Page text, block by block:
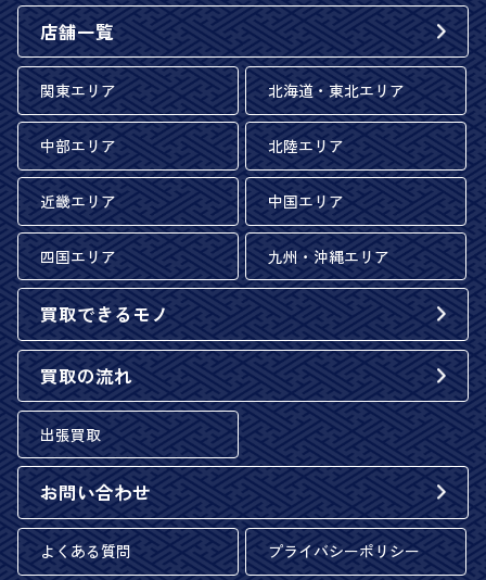
店舗一覧
関東エリア 北海道・東北エリア
中部エリア 北陸エリア
近畿エリア 中国エリア
四国エリア 九州・沖縄エリア
買取できるモノ
買取の流れ
出張買取
お問い合わせ
よくある質問 プライバシーポリシー